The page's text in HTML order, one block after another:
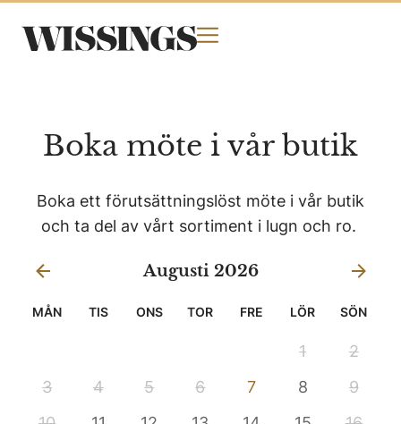
Boka möte i vår butik
Boka ett förutsättningslöst möte i vår butik
och ta del av vårt sortiment i lugn och ro.
Augusti 2026
MÅN TIS ONS TOR FRE LÖR SÖN
1
2
3
4 5 6 7 8
9